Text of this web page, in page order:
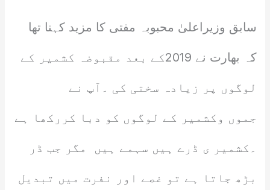
سابق وزیراعلیٰ محبوبہ مفتی کا مزید کہنا تھا
کہ بھارت نے 2019کے بعد مقبوضہ کشمیر کے
لوگوں پر زیادہ سختی کی ۔آپ نے
جموں وکشمیر کے لوگوں کو دبا کررکھا ہے
۔کشمیر ی ڈرے ہیں سہمے ہیں مگر جب ڈر
بڑھ جاتا ہے تو غصے اور نفرت میں تبدیل